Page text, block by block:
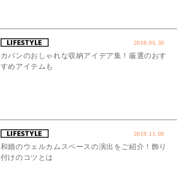
2018.06.30
カバンのおしゃれな収納アイデア集！厳選のおす
すめアイテムも
2019.11.09
和婚のウェルカムスペースの演出をご紹介！飾り
付けのコツとは